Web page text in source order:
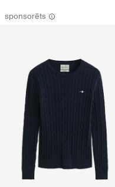
sponsorēts